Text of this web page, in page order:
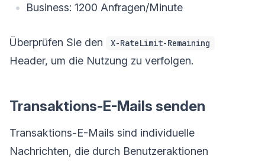
Business: 1200 Anfragen/Minute
Überprüfen Sie den X-RateLimit-Remaining
Header, um die Nutzung zu verfolgen.
Transaktions-E-Mails senden
Transaktions-E-Mails sind individuelle
Nachrichten, die durch Benutzeraktionen